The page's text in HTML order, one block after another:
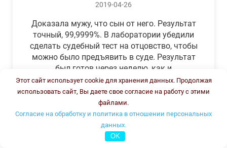
2019-04-26
Доказала мужу, что сын от него. Результат
точный, 99,9999%. В лаборатории убедили
сделать судебный тест на отцовство, чтобы
можно было предъявить в суде. Результат
был готов через неделю, как и
обещали.Теперь муж бегает и извиняется.
Этот сайт использует cookie для хранения данных. Продолжая
использовать сайт, Вы даете свое согласие на работу с этими
файлами.
Согласие на обработку и политика в отношении персональных
данных.
OK